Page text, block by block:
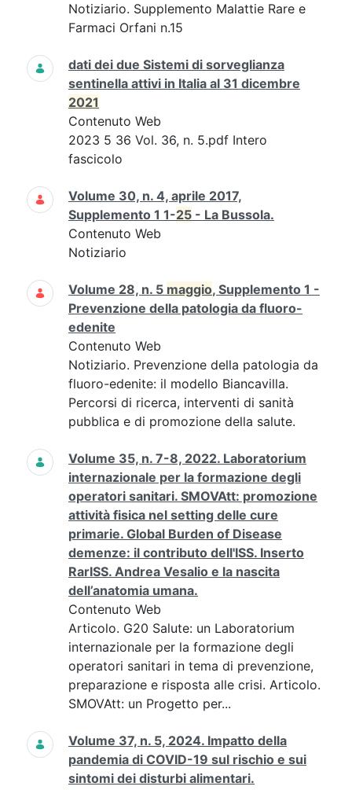
Notiziario. Supplemento Malattie Rare e
Farmaci Orfani n.15
dati dei due Sistemi di sorveglianza
sentinella attivi in Italia al 31 dicembre
2021
Contenuto Web
2023 5 36 Vol. 36, n. 5.pdf Intero
fascicolo
Volume 30, n. 4, aprile 2017,
Supplemento 1 1-25 - La Bussola.
Contenuto Web
Notiziario
Volume 28, n. 5 maggio, Supplemento 1 -
Prevenzione della patologia da fluoro-
edenite
Contenuto Web
Notiziario. Prevenzione della patologia da
fluoro-edenite: il modello Biancavilla.
Percorsi di ricerca, interventi di sanità
pubblica e di promozione della salute.
Volume 35, n. 7-8, 2022. Laboratorium
internazionale per la formazione degli
operatori sanitari. SMOVAtt: promozione
attività fisica nel setting delle cure
primarie. Global Burden of Disease
demenze: il contributo dell'ISS. Inserto
RarISS. Andrea Vesalio e la nascita
dell’anatomia umana.
Contenuto Web
Articolo. G20 Salute: un Laboratorium
internazionale per la formazione degli
operatori sanitari in tema di prevenzione,
preparazione e risposta alle crisi. Articolo.
SMOVAtt: un Progetto per...
Volume 37, n. 5, 2024. Impatto della
pandemia di COVID-19 sul rischio e sui
sintomi dei disturbi alimentari.